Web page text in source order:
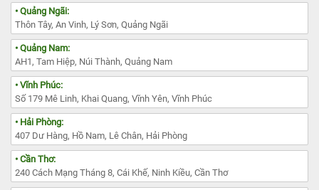
• Quảng Ngãi:
Thôn Tây, An Vinh, Lý Sơn, Quảng Ngãi
• Quảng Nam:
AH1, Tam Hiệp, Núi Thành, Quảng Nam
• Vĩnh Phúc:
Số 179 Mê Linh, Khai Quang, Vĩnh Yên, Vĩnh Phúc
• Hải Phòng:
407 Dư Hàng, Hồ Nam, Lê Chân, Hải Phòng
• Cần Thơ:
240 Cách Mạng Tháng 8, Cái Khế, Ninh Kiều, Cần Thơ